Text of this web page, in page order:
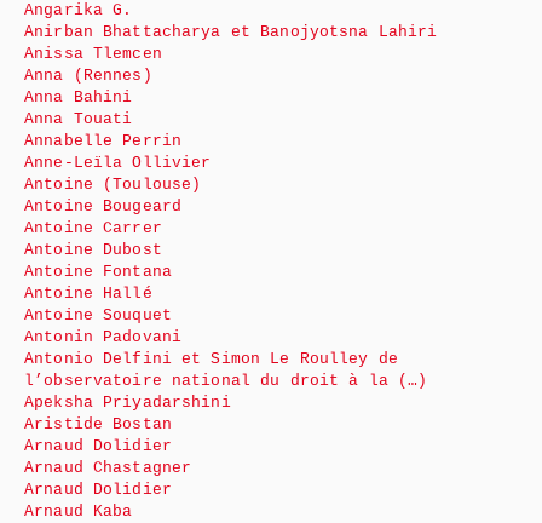
Angarika G.
Anirban Bhattacharya et Banojyotsna Lahiri
Anissa Tlemcen
Anna (Rennes)
Anna Bahini
Anna Touati
Annabelle Perrin
Anne-Leïla Ollivier
Antoine (Toulouse)
Antoine Bougeard
Antoine Carrer
Antoine Dubost
Antoine Fontana
Antoine Hallé
Antoine Souquet
Antonin Padovani
Antonio Delfini et Simon Le Roulley de
l’observatoire national du droit à la (…)
Apeksha Priyadarshini
Aristide Bostan
Arnaud Dolidier
Arnaud Chastagner
Arnaud Dolidier
Arnaud Kaba